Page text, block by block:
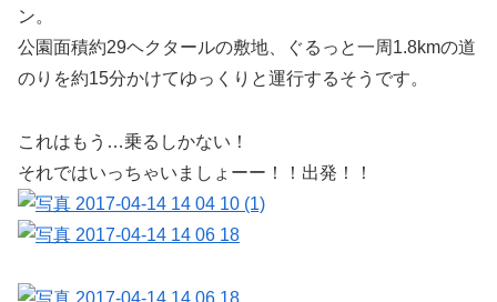
ン。
公園面積約29ヘクタールの敷地、ぐるっと一周1.8kmの道
のりを約15分かけてゆっくりと運行するそうです。
これはもう…乗るしかない！
それではいっちゃいましょーー！！出発！！